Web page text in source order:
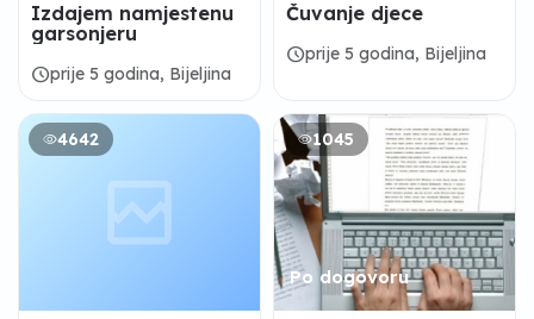
Izdajem namjestenu
garsonjeru
scheduleprije 5 godina, Bijeljina
Čuvanje djece
scheduleprije 5 godina, Bijeljina
4642 1045
Po dogovoru